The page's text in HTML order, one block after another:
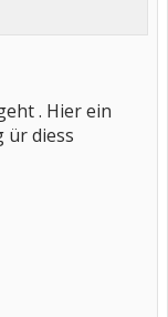
. Hier ein
ür diess